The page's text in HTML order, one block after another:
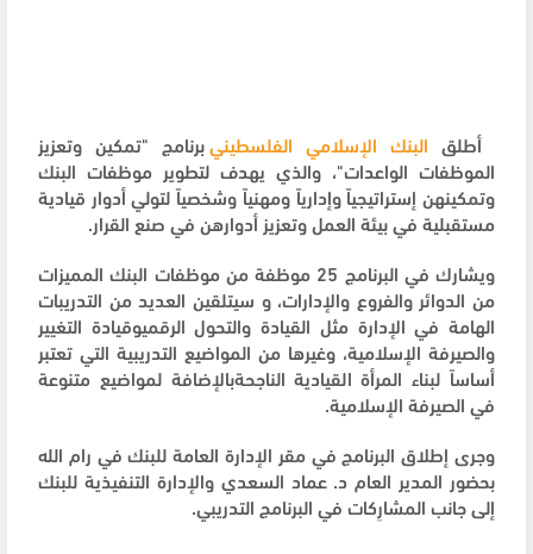
أطلق البنك الإسلامي الفلسطينيبرنامج "تمكين وتعزيز
الموظفات الواعدات"، والذي يهدف لتطوير موظفات البنك
وتمكينهن إستراتيجياً وإدارياً ومهنياً وشخصياً لتولي أدوار قيادية
مستقبلية في بيئة العمل وتعزيز أدوارهن في صنع القرار.
ويشارك في البرنامج 25 موظفة من موظفات البنك المميزات
من الدوائر والفروع والإدارات، و سيتلقين العديد من التدريبات
الهامة في الإدارة مثل القيادة والتحول الرقميوقيادة التغيير
والصيرفة الإسلامية، وغيرها من المواضيع التدريبية التي تعتبر
أساساً لبناء المرأة القيادية الناجحةبالإضافة لمواضيع متنوعة
في الصيرفة الإسلامية.
وجرى إطلاق البرنامج في مقر الإدارة العامة للبنك في رام الله
بحضور المدير العام د. عماد السعدي والإدارة التنفيذية للبنك
إلى جانب المشارِكات في البرنامج التدريبي.